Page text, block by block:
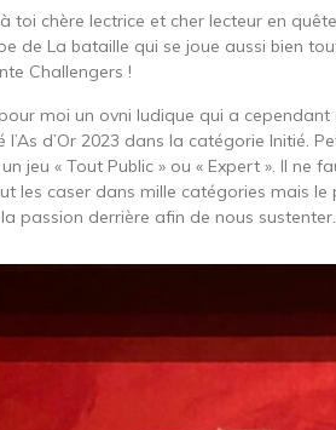
toi chère lectrice et cher lecteur en
de La bataille qui se joue aussi bien
Challengers !
pour moi un ovni ludique qui a
l’As d’Or 2023 dans la catégorie Initié.
jeu « Tout Public » ou « Expert ». Il ne
les caser dans mille catégories mais le
passion derrière afin de nous sustenter.